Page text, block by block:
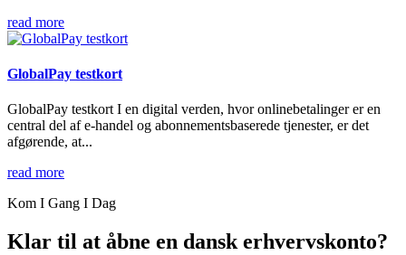
read more
GlobalPay testkort
GlobalPay testkort I en digital verden, hvor onlinebetalinger er en
central del af e-handel og abonnementsbaserede tjenester, er det
afgørende, at...
read more
Kom I Gang I Dag
Klar til at åbne en dansk erhvervskonto?